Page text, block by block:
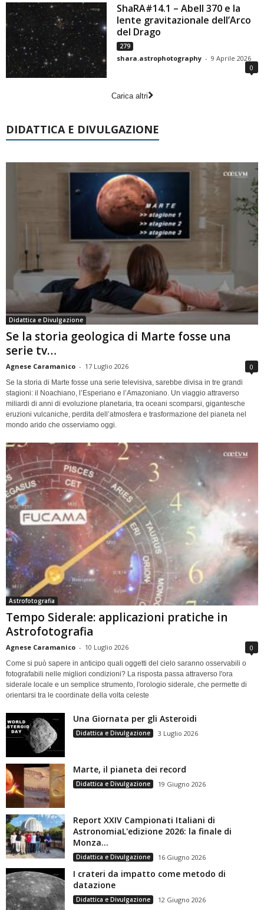
ShaRA#14.1 – Abell 370 e la
lente gravitazionale dell’Arco
del Drago
279
shara.astrophotography - 9 Aprile 2026
0
Carica altri
DIDATTICA E DIVULGAZIONE
Didattica e Divulgazione
Se la storia geologica di Marte fosse una
serie tv…
Agnese Caramanico - 17 Luglio 2026 0
Se la storia di Marte fosse una serie televisiva, sarebbe divisa in tre grandi
stagioni: il Noachiano, l’Esperiano e l’Amazoniano. Un viaggio attraverso
miliardi di anni di evoluzione planetaria, tra oceani scomparsi, gigantesche
eruzioni vulcaniche, perdita dell’atmosfera e trasformazione del pianeta nel
mondo arido che osserviamo oggi.
Astrofotografia
Tempo Siderale: applicazioni pratiche in
Astrofotografia
Agnese Caramanico - 10 Luglio 2026 0
Come si può sapere in anticipo quali oggetti del cielo saranno osservabili o
fotografabili nelle migliori condizioni? La risposta passa attraverso l'ora
siderale locale e un semplice strumento, l'orologio siderale, che permette di
orientarsi tra le coordinate della volta celeste
Una Giornata per gli Asteroidi
Didattica e Divulgazione 3 Luglio 2026
Marte, il pianeta dei record
Didattica e Divulgazione 19 Giugno 2026
Report XXIV Campionati Italiani di
AstronomiaL'edizione 2026: la finale di
Monza...
Didattica e Divulgazione 16 Giugno 2026
I crateri da impatto come metodo di
datazione
Didattica e Divulgazione 12 Giugno 2026